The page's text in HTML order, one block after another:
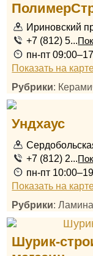
Ириновский
+7 (812) 5...
пн-пт
Показать на
Рубрики:
Ундхаус
+7 (812) 2...
пн-пт
Показать на
Рубрики:
Шурик-